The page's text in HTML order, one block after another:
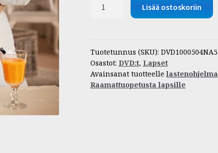
5
määrä
Lisää ostoskoriin
Tuotetunnus (SKU): DVD1000504NA5
Osastot: DVD:t, Lapset
Avainsanat tuotteellelastenohjelma
Raamattuopetusta lapsille